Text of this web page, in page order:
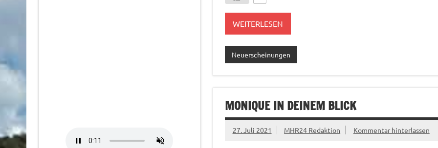
WEITERLESEN
Neuerscheinungen
MONIQUE IN DEINEM BLICK
27. Juli 2021 MHR24 Redaktion Kommentar hinterlassen